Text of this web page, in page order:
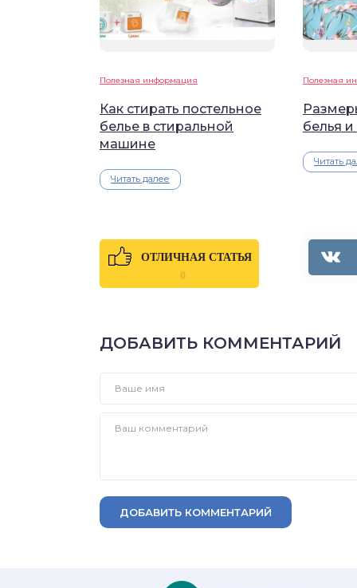
Полезная информация
Как стирать постельное
белье в стиральной
машине
Читать далее
Полезная
белья
Читать
ОТЛИЧНАЯ СТАТЬЯ
0
ДОБАВИТЬ КОММЕНТАРИЙ
ДОБАВИТЬ КОММЕНТАРИЙ